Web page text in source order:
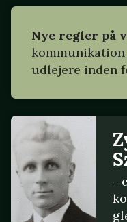
Nye regler på
udlejere inden
-